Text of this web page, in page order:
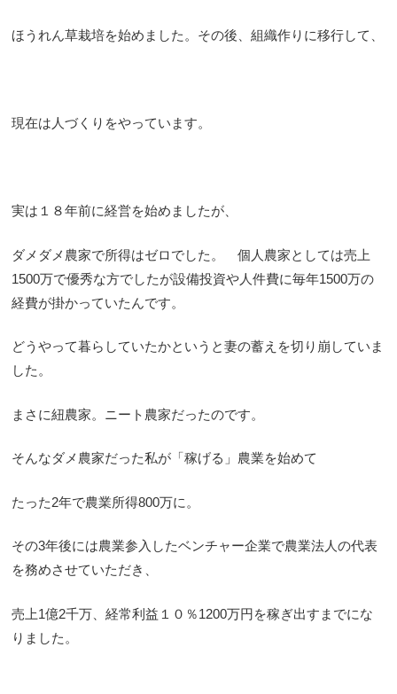
ほうれん草栽培を始めました。その後、組織作りに移行して、
現在は人づくりをやっています。
実は１８年前に経営を始めましたが、
ダメダメ農家で所得はゼロでした。 個人農家としては売上
1500万で優秀な方でしたが設備投資や人件費に毎年1500万の
経費が掛かっていたんです。
どうやって暮らしていたかというと妻の蓄えを切り崩していま
した。
まさに紐農家。ニート農家だったのです。
そんなダメ農家だった私が「稼げる」農業を始めて
たった2年で農業所得800万に。
その3年後には農業参入したベンチャー企業で農業法人の代表
を務めさせていただき、
売上1億2千万、経常利益１０％1200万円を稼ぎ出すまでにな
りました。